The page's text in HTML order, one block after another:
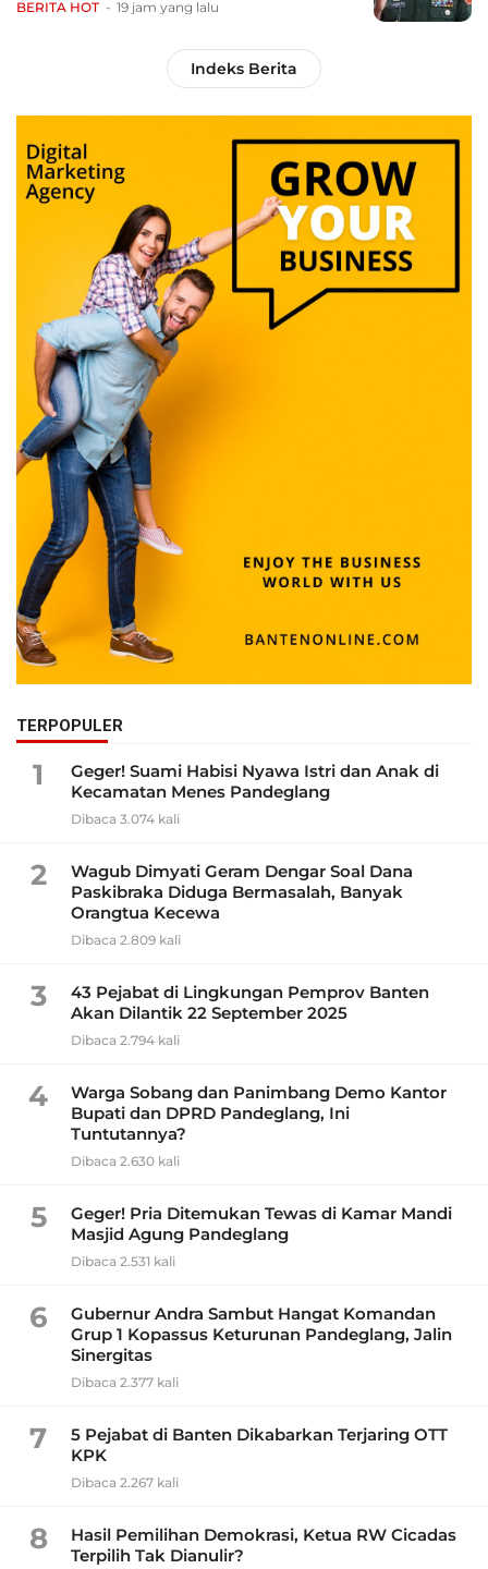
BERITA HOT 19 jam yang lalu
Indeks Berita
TERPOPULER
1
Geger! Suami Habisi Nyawa Istri dan Anak di
Kecamatan Menes Pandeglang
Dibaca 3.074 kali
2
Wagub Dimyati Geram Dengar Soal Dana
Paskibraka Diduga Bermasalah, Banyak
Orangtua Kecewa
Dibaca 2.809 kali
3
43 Pejabat di Lingkungan Pemprov Banten
Akan Dilantik 22 September 2025
Dibaca 2.794 kali
4
Warga Sobang dan Panimbang Demo Kantor
Bupati dan DPRD Pandeglang, Ini
Tuntutannya?
Dibaca 2.630 kali
5
Geger! Pria Ditemukan Tewas di Kamar Mandi
Masjid Agung Pandeglang
Dibaca 2.531 kali
6
Gubernur Andra Sambut Hangat Komandan
Grup 1 Kopassus Keturunan Pandeglang, Jalin
Sinergitas
Dibaca 2.377 kali
7
5 Pejabat di Banten Dikabarkan Terjaring OTT
KPK
Dibaca 2.267 kali
8
Hasil Pemilihan Demokrasi, Ketua RW Cicadas
Terpilih Tak Dianulir?